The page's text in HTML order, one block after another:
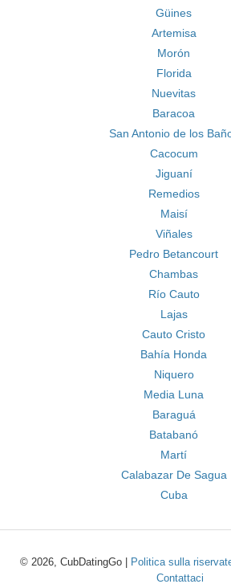
Güines
Artemisa
Morón
Florida
Nuevitas
Baracoa
San Antonio de los
Cacocum
Jiguaní
Remedios
Maisí
Viñales
Pedro Betancourt
Chambas
Río Cauto
Lajas
Cauto Cristo
Bahía Honda
Niquero
Media Luna
Baraguá
Batabanó
Martí
Calabazar De Sagua
Cuba
© 2026, CubDatingGo | Politica sulla
Contattaci